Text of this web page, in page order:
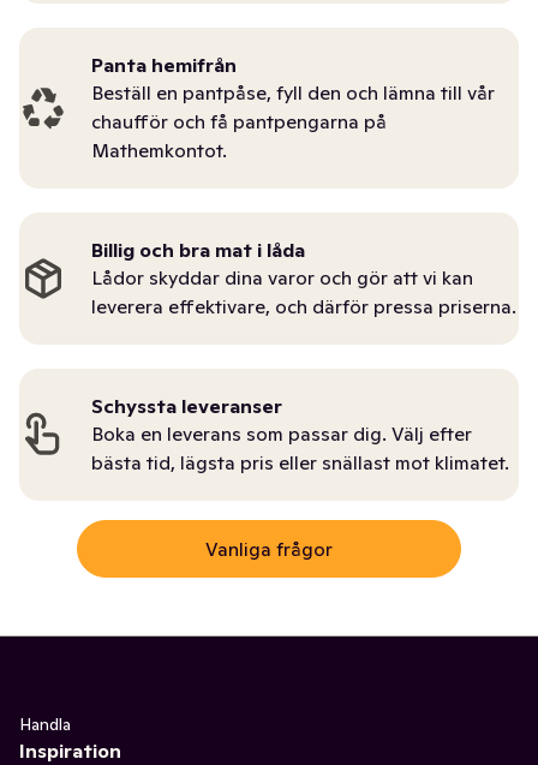
Panta hemifrån
Beställ en pantpåse, fyll den och lämna till vår
chaufför och få pantpengarna på
Mathemkontot.
Billig och bra mat i låda
Lådor skyddar dina varor och gör att vi kan
leverera effektivare, och därför pressa priserna.
Schyssta leveranser
Boka en leverans som passar dig. Välj efter
bästa tid, lägsta pris eller snällast mot klimatet.
Vanliga frågor
Handla
Inspiration